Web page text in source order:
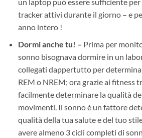
tracker attivi durante il giorno – e
anno intero !
Dormi anche tu! – Prima per
sonno bisognava dormire in un
collegati dappertutto per
REM o NREM; ora grazie ai fitness
facilmente determinare la qualità
movimenti. Il sonno è un fattore
qualità della tua salute e del tuo
avere almeno 3 cicli completi di